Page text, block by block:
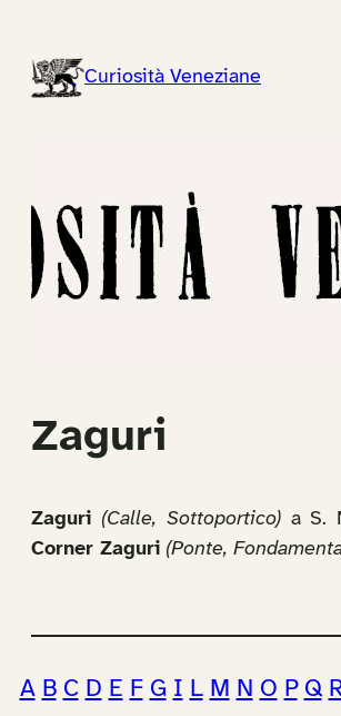
contenutoCuriosità Veneziane
Zaguri
Zaguri (Calle, Sottoportico)a S.
Corner Zaguri (Ponte,
A B C D E F G I L M N O P Q